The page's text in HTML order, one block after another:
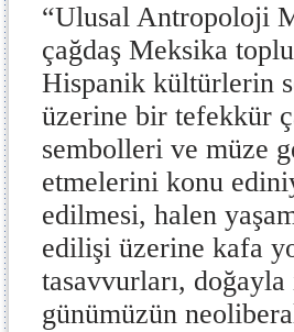
“Ulusal Antropoloji
çağdaş Meksika
Hispanik kültürlerin
üzerine bir tefekkür
sembolleri ve müze
etmelerini konu
edilmesi, halen
edilişi üzerine kafa
tasavvurları,
günümüzün